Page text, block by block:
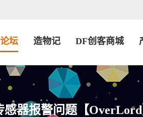
论坛 造物记 DF创客商城
器报警问题【OverLord